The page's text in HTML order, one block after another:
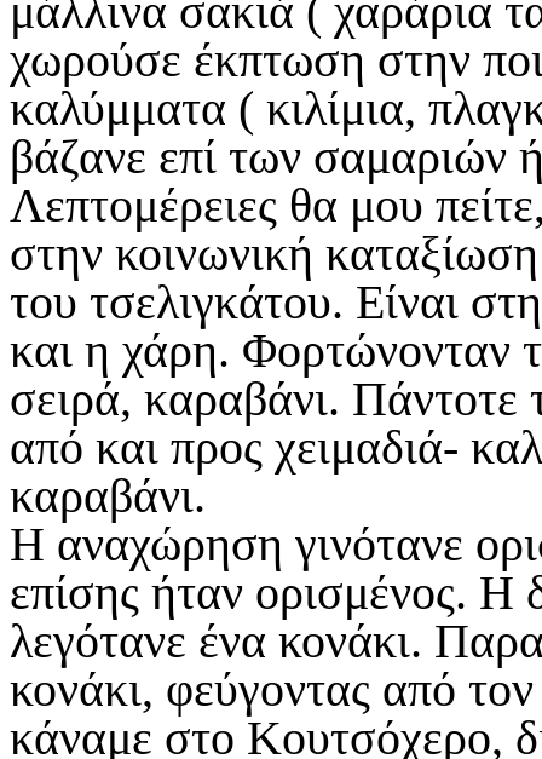
μάλλινα σακιά ( χαράρια
χωρούσε έκπτωση στην
καλύμματα ( κιλίμια,
βάζανε επί των σαμαριών
Λεπτομέρειες θα μου
στην κοινωνική
του τσελιγκάτου. Είναι
και η χάρη. Φορτώνονταν
σειρά, καραβάνι. Πάντοτε
από και προς χειμαδιά-
καραβάνι.
Η αναχώρηση γινότανε
επίσης ήταν ορισμένος. Η
λεγότανε ένα κονάκι.
κονάκι, φεύγοντας από
κάναμε στο Κουτσόχερο,